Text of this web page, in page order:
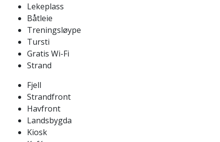
Lekeplass
Båtleie
Treningsløype
Tursti
Gratis Wi-Fi
Strand
Fjell
Strandfront
Havfront
Landsbygda
Kiosk